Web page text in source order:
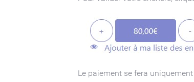
Le paiement se fera